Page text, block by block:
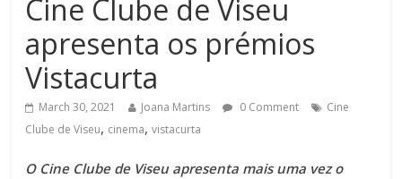
Cine Clube de Viseu
apresenta os prémios
Vistacurta
March 30, 2021 Joana Martins 0 Comment
Cine
Clube de Viseu, cinema,vistacurta
O Cine Clube de Viseu apresenta mais uma vez o